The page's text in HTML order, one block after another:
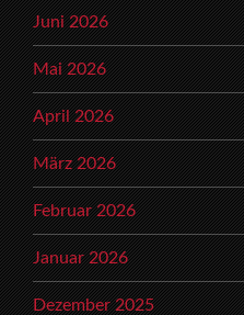
Juni 2026
Mai 2026
April 2026
März 2026
Februar 2026
Januar 2026
Dezember 2025